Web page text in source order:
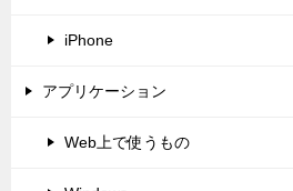
iPhone
アプリケーション
Web上で使うもの